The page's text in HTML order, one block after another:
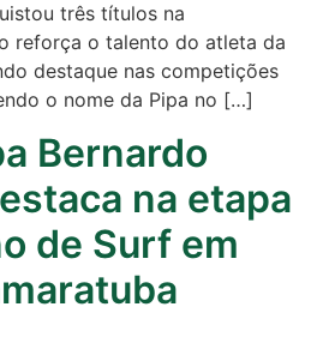
três títulos na
reforça o talento do atleta da
destaque nas competições
o nome da Pipa no […]
Bernardo
na etapa
de Surf em